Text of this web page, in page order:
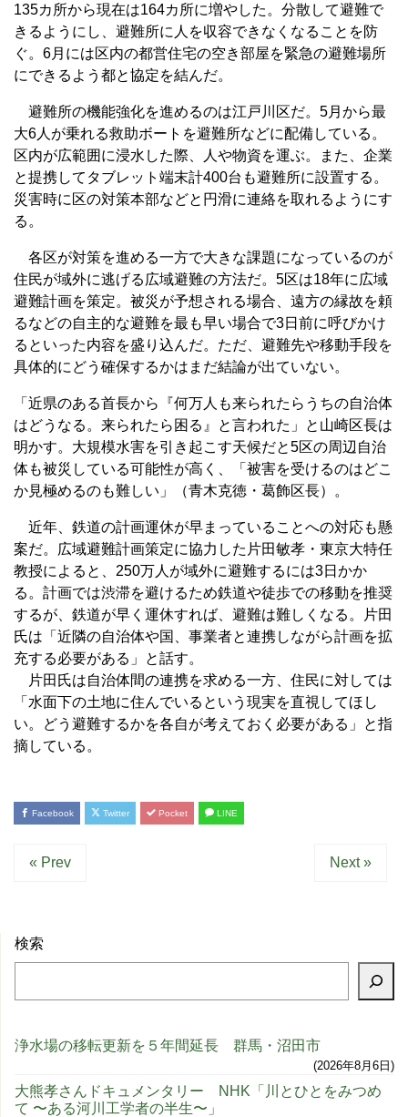
135カ所から現在は164カ所に増やした。分散して避難で
きるようにし、避難所に人を収容できなくなることを防
ぐ。6月には区内の都営住宅の空き部屋を緊急の避難場所
にできるよう都と協定を結んだ。
避難所の機能強化を進めるのは江戸川区だ。5月から最
大6人が乗れる救助ボートを避難所などに配備している。
区内が広範囲に浸水した際、人や物資を運ぶ。また、企業
と提携してタブレット端末計400台も避難所に設置する。
災害時に区の対策本部などと円滑に連絡を取れるようにす
る。
各区が対策を進める一方で大きな課題になっているのが
住民が域外に逃げる広域避難の方法だ。5区は18年に広域
避難計画を策定。被災が予想される場合、遠方の縁故を頼
るなどの自主的な避難を最も早い場合で3日前に呼びかけ
るといった内容を盛り込んだ。ただ、避難先や移動手段を
具体的にどう確保するかはまだ結論が出ていない。
「近県のある首長から『何万人も来られたらうちの自治体
はどうなる。来られたら困る』と言われた」と山崎区長は
明かす。大規模水害を引き起こす天候だと5区の周辺自治
体も被災している可能性が高く、「被害を受けるのはどこ
か見極めるのも難しい」（青木克徳・葛飾区長）。
近年、鉄道の計画運休が早まっていることへの対応も懸
案だ。広域避難計画策定に協力した片田敏孝・東京大特任
教授によると、250万人が域外に避難するには3日かか
る。計画では渋滞を避けるため鉄道や徒歩での移動を推奨
するが、鉄道が早く運休すれば、避難は難しくなる。片田
氏は「近隣の自治体や国、事業者と連携しながら計画を拡
充する必要がある」と話す。
片田氏は自治体間の連携を求める一方、住民に対しては
「水面下の土地に住んでいるという現実を直視してほし
い。どう避難するかを各自が考えておく必要がある」と指
摘している。
Facebook Twitter Pocket LINE
« Prev Next »
検索
浄水場の移転更新を５年間延長 群馬・沼田市
2026年8月6日
大熊孝さんドキュメンタリー NHK「川とひとをみつめ
て 〜ある河川工学者の半生〜」